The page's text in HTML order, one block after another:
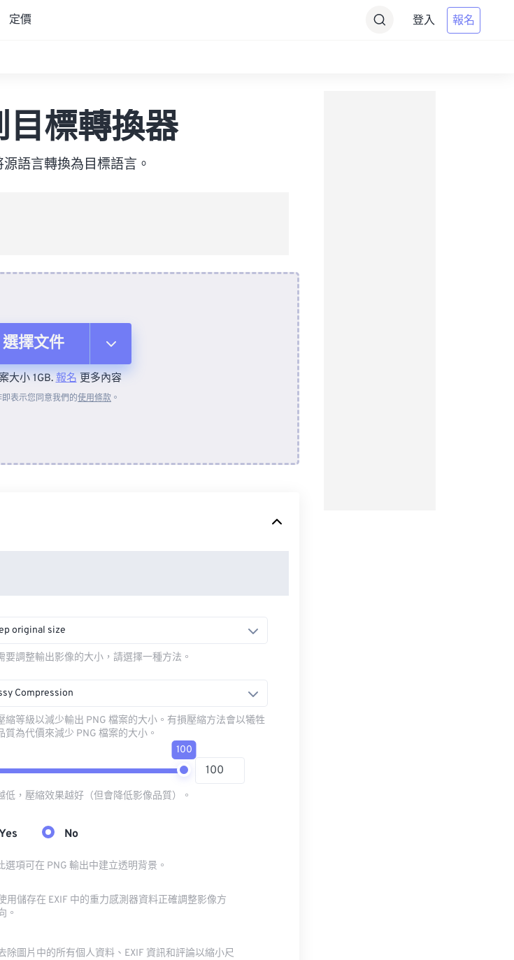
定價 登入 報名
目標轉換器
語言轉換為目標語言。
選擇文件
自裝置
大小 1GB.報名更多內容
表示您同意我們的使用條款 。
original size
要調整輸出影像的大小，請選擇一種方法。
Compression
縮等級以減少輸出 PNG 檔案的大小。有損壓縮方法會以犧牲
質為代價來減少 PNG 檔案的大小。
100
低，壓縮效果越好（但會降低影像品質）。
No
選項可在 PNG 輸出中建立透明背景。
用儲存在 EXIF 中的重力感測器資料正確調整影像方
。
除圖片中的所有個人資料、EXIF 資訊和評論以縮小尺